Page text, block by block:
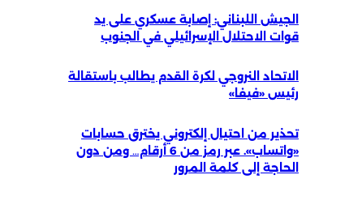
الجيش اللبناني: إصابة عسكري على يد
قوات الاحتلال الإسرائيلي في الجنوب
الاتحاد النروجي لكرة القدم يطالب باستقالة
رئيس «فيفا»
تحذير من احتيال إلكتروني يخترق حسابات
«واتساب». عبر رمز من 6 أرقام… ومن دون
الحاجة إلى كلمة المرور